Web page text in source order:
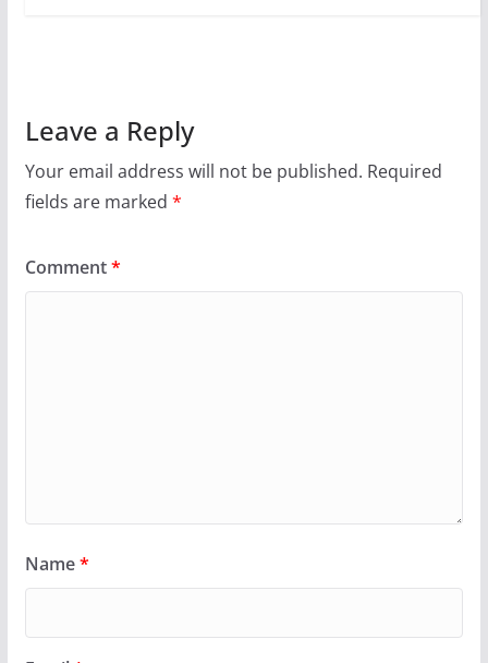
Leave a Reply
Your email address will not be published. Required
fields are marked *
Comment*
Name*